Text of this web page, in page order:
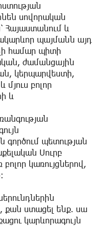
սովորական
Հայաստանում և
պայմանն այդ
համար պիտի
ժամանցային
կերպարվեստի,
բոլոր
և
գործում պետության
Սուրբ
կառույցներով,
քան ստացել ենք. սա
կարևորագույն